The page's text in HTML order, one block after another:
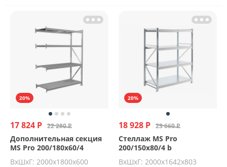
20%
17 824 Р 22 280 Р
Дополнительная секция
MS Pro 200/180x60/4
ВхШхГ: 2000х1800х600
20%
18 928 Р 23 660 Р
Стеллаж MS Pro
200/150x80/4 b
ВхШхГ: 2000x1642x803